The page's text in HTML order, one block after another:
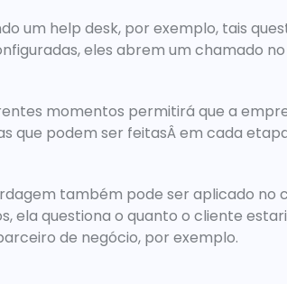
um help desk, por exemplo, tais
eles abrem um chamado
momentos permitirá que a
que podem ser feitasÂ em cada
também pode ser aplicado no
ela questiona o quanto o cliente
de negócio, por exemplo.